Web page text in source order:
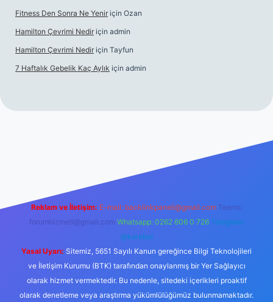
Fitness Den Sonra Ne Yenir için Ozan
Hamilton Çevrimi Nedir için admin
Hamilton Çevrimi Nedir için Tayfun
7 Haftalık Gebelik Kaç Aylık için admin
Reklam ve İletişim: E-mail: backlinkpaneli@gmail.com Teams:
forumhizmeti@gmail.com Whatsapp: 0262 606 0 726 Telegram:
@karabul
Yasal Uyarı: Sitemiz, 5651 Sayılı Kanun gereğince Bilgi Teknolojileri
ve İletişim Kurumu (BTK) tarafından onaylanmış bir Yer Sağlayıcı
olarak hizmet vermektedir. Bu nedenle, sitedeki içerikleri proaktif
olarak denetleme veya araştırma yükümlülüğümüz bulunmamaktadır.